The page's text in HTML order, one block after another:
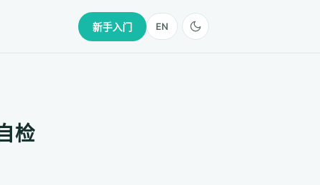
新手入门 EN
检